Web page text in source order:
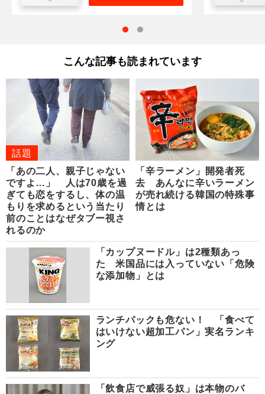
こんな記事も読まれています
話題
「あの二人、親子じゃない
ですよ…」 人は70歳を過
ぎても恋をするし、体の温
もりを求めるという当たり
前のことはなぜタブー視さ
れるのか
「辛ラーメン」開発者死
去 あんなに辛いラーメン
が売れ続ける韓国の特殊事
情とは
「カップヌードル」は2種類あっ
た 米国品には入っていない「危険
な添加物」とは
ランチパックも危ない！ 「食べて
はいけない超加工パン」実名ランキ
ング
「飲食店で威張る奴」は本物のバ